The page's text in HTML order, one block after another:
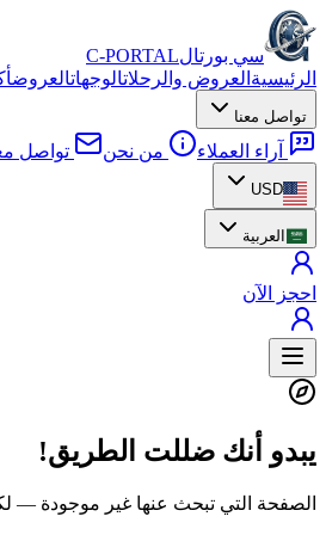
سي بورتالC-PORTAL
الرئيسية العروض والرحلاتالوجهاتالعروض
تواصل معنا
آراء العملاء من نحن تواصل
USD
العربية
احجز الآن
يبدو أنك ضللت الطريق!
الصفحة التي تبحث عنها غير موجودة —